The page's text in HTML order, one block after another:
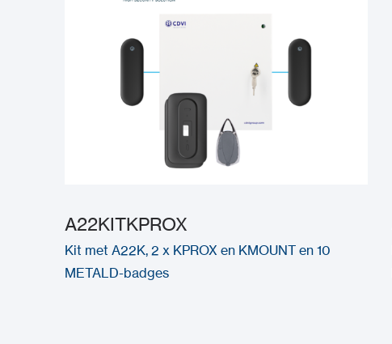
A22KITKPROX
Kit met A22K, 2 x KPROX en KMOUNT en 10
METALD-badges